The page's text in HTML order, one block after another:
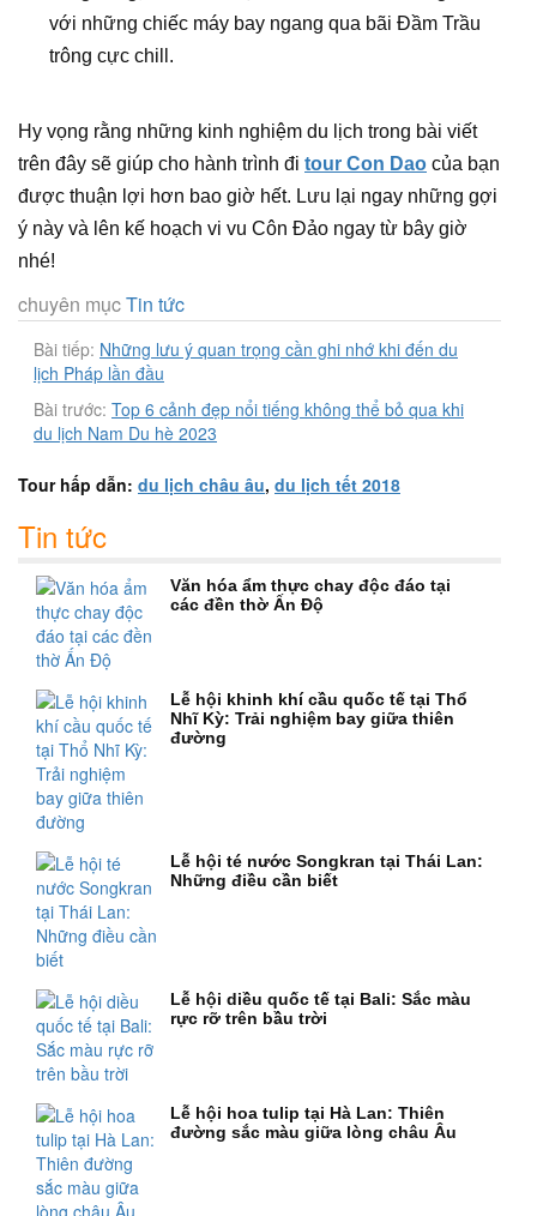
với những chiếc máy bay ngang qua bãi Đầm Trầu
trông cực chill.
Hy vọng rằng những kinh nghiệm du lịch trong bài viết
trên đây sẽ giúp cho hành trình đi tour Con Dao của bạn
được thuận lợi hơn bao giờ hết. Lưu lại ngay những gợi
ý này và lên kế hoạch vi vu Côn Đảo ngay từ bây giờ
nhé!
chuyên mụcTin tức
Bài tiếp: Những lưu ý quan trọng cần ghi nhớ khi đến du
lịch Pháp lần đầu
Bài trước: Top 6 cảnh đẹp nổi tiếng không thể bỏ qua khi
du lịch Nam Du hè 2023
Tour hấp dẫn: du lịch châu âu, du lịch tết 2018
Tin tức
Văn hóa ẩm thực chay độc đáo tại
các đền thờ Ấn Độ
Lễ hội khinh khí cầu quốc tế tại Thổ
Nhĩ Kỳ: Trải nghiệm bay giữa thiên
đường
Lễ hội té nước Songkran tại Thái Lan:
Những điều cần biết
Lễ hội diều quốc tế tại Bali: Sắc màu
rực rỡ trên bầu trời
Lễ hội hoa tulip tại Hà Lan: Thiên
đường sắc màu giữa lòng châu Âu